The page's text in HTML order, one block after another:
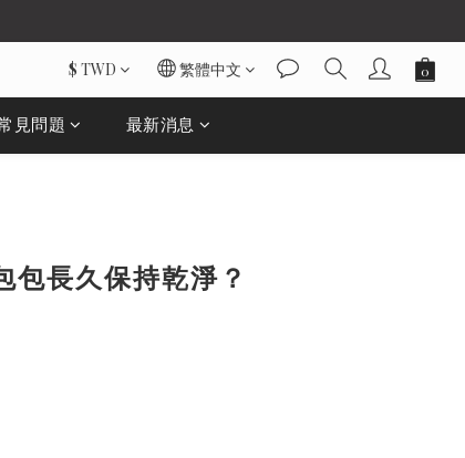
$ TWD 繁體中文
見問題 最新消息
長久保持乾淨？